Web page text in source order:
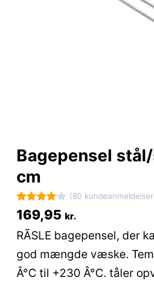
Bagepensel
cm
Bedømt
som
ud af 5
baseret
på
80
(80
169,95 kr.
RÃSLE bagepensel, der
god mængde væske.
Â°C til +230 Â°C. tåler